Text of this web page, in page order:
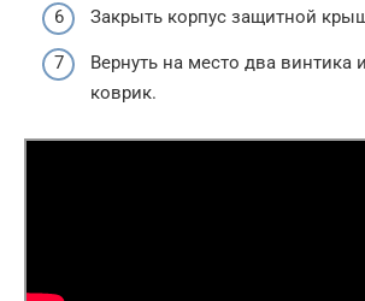
Закрыть корпус защитной
Вернуть на место два винтика
коврик.